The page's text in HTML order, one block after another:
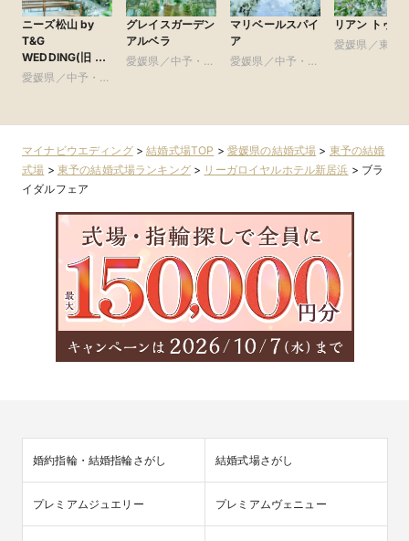
ニーズ松山 by
T&G
WEDDING(旧 ベ
イサイド迎賓館
愛媛県／中予・南
グレイスガーデン
アルベラ
愛媛県／中予・南
マリベールスパイ
ア
愛媛県／中予・南
リアン トゥー
愛媛県／東予
マイナビウエディング>結婚式場TOP > 愛媛県の結婚式場 > 東予の結婚
式場 > 東予の結婚式場ランキング> リーガロイヤルホテル新居浜 > ブラ
イダルフェア
婚約指輪・結婚指輪さがし 結婚式場さがし
プレミアムジュエリー プレミアムヴェニュー